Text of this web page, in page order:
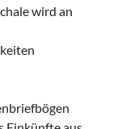
wird an